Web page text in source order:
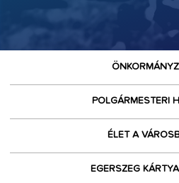
POLGÁRMESTERI
ÉLET A
EGERSZEG